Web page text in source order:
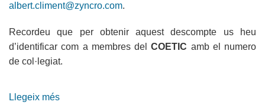
albert.climent@zyncro.com.
Recordeu que per obtenir aquest descompte us heu
d’identificar com a membres delCOETIC amb el numero
de col·legiat.
Llegeix més